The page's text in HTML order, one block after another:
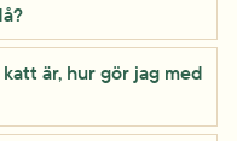
är, hur gör jag med